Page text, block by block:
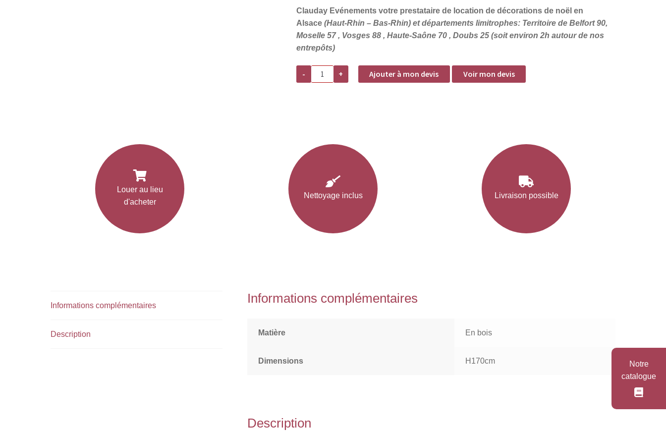
Notre
catalogue
Clauday Evénements votre prestataire de location de décorations de noël en
Alsace (Haut-Rhin – Bas-Rhin) et départements limitrophes: Territoire de Belfort 90,
Moselle 57 , Vosges 88 , Haute-Saône 70 , Doubs 25 (soit environ 2h autour de nos
entrepôts)
-
quantité
Location
+ Ajouter à mon devis Voir mon devis
Louer au lieu
d'acheter
Nettoyage inclus Livraison possible
Informations complémentaires
Description
Informations complémentaires
Matière En bois
Dimensions H170cm
Description